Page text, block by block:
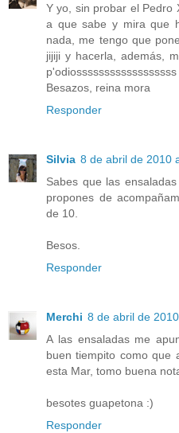
Y yo, sin probar el Pedro
a que sabe y mira que
nada, me tengo que
jijiji y hacerla, además,
p'odiossssssssssssssssss
Besazos, reina mora
Responder
Silvia 8 de abril de 2010
Sabes que las
propones de
de 10.
Besos.
Responder
Merchi 8 de abril de
A las ensaladas me
buen tiempito como que
esta Mar, tomo buena
besotes guapetona :)
Responder